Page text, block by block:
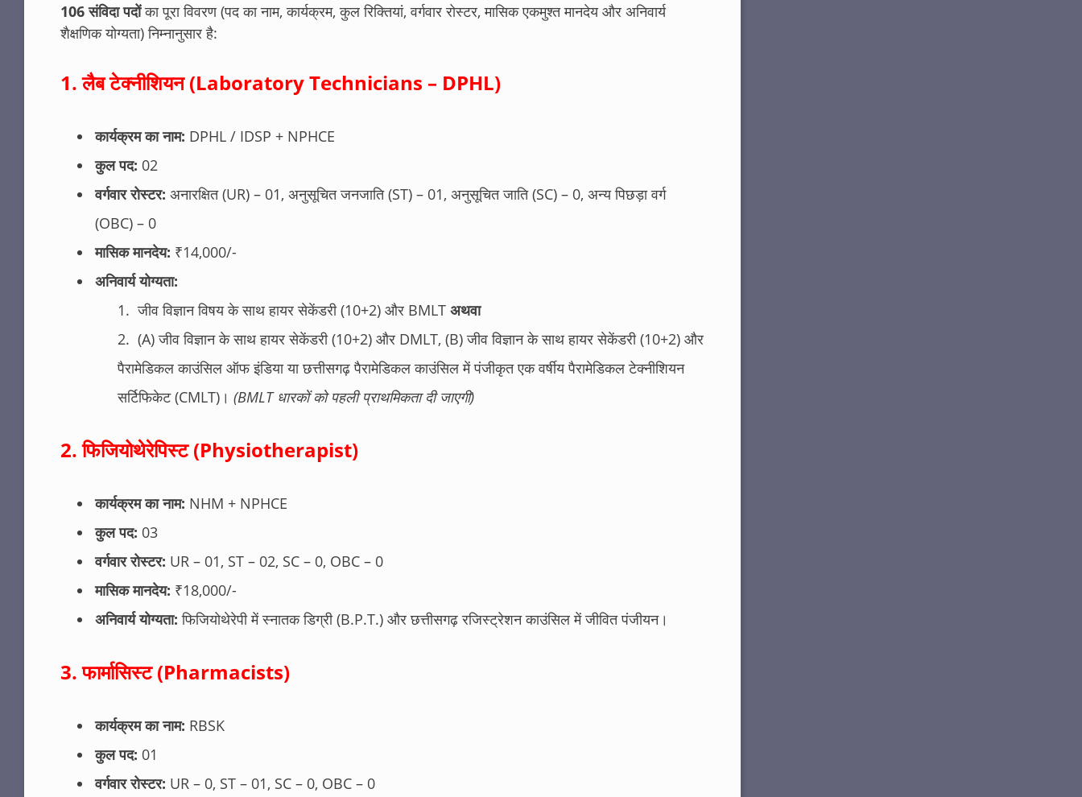
106 संविदा पदोंका पूरा विवरण (पद का नाम, कार्यक्रम, कुल रिक्तियां, वर्गवार रोस्टर, मासिक एकमुश्त मानदेय और अनिवार्य
शैक्षणिक योग्यता) निम्नानुसार है:
1. लैब टेक्नीशियन (Laboratory Technicians – DPHL)
कार्यक्रम का नाम: DPHL / IDSP + NPHCE
कुल पद: 02
वर्गवार रोस्टर: अनारक्षित (UR) – 01, अनुसूचित जनजाति (ST) – 01, अनुसूचित जाति (SC) – 0, अन्य पिछड़ा वर्ग
(OBC) – 0
मासिक मानदेय: ₹14,000/-
अनिवार्य योग्यता:
जीव विज्ञान विषय के साथ हायर सेकेंडरी (10+2) और BMLT अथवा
(A) जीव विज्ञान के साथ हायर सेकेंडरी (10+2) और DMLT, (B) जीव विज्ञान के साथ हायर सेकेंडरी (10+2) और
पैरामेडिकल काउंसिल ऑफ इंडिया या छत्तीसगढ़ पैरामेडिकल काउंसिल में पंजीकृत एक वर्षीय पैरामेडिकल टेक्नीशियन
सर्टिफिकेट (CMLT)। (BMLT धारकों को पहली प्राथमिकता दी जाएगी)
2. फिजियोथेरेपिस्ट (Physiotherapist)
कार्यक्रम का नाम: NHM + NPHCE
कुल पद: 03
वर्गवार रोस्टर: UR – 01, ST – 02, SC – 0, OBC – 0
मासिक मानदेय: ₹18,000/-
अनिवार्य योग्यता: फिजियोथेरेपी में स्नातक डिग्री (B.P.T.) और छत्तीसगढ़ रजिस्ट्रेशन काउंसिल में जीवित पंजीयन।
3. फार्मासिस्ट (Pharmacists)
कार्यक्रम का नाम: RBSK
कुल पद: 01
वर्गवार रोस्टर: UR – 0, ST – 01, SC – 0, OBC – 0